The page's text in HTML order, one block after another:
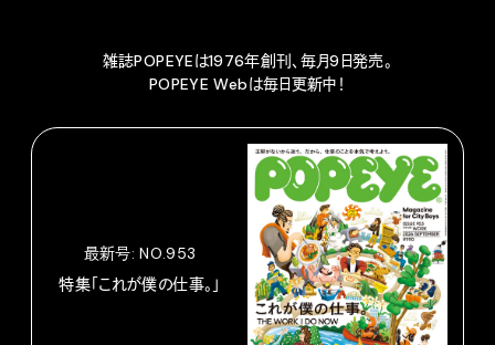
雑誌POPEYEは1976年創刊、毎月9日発売。
POPEYE Webは毎日更新中！
最新号: NO.953
特集「これが僕の仕事。」